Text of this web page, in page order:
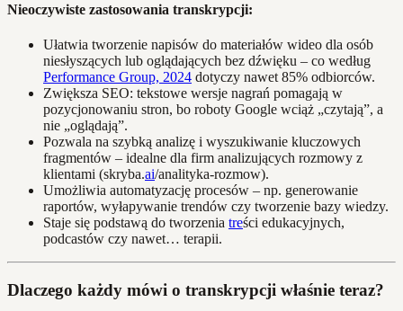
Nieoczywiste zastosowania transkrypcji:
Ułatwia tworzenie napisów do materiałów wideo dla osób
niesłyszących lub oglądających bez dźwięku – co według
Performance Group, 2024 dotyczy nawet 85% odbiorców.
Zwiększa SEO: tekstowe wersje nagrań pomagają w
pozycjonowaniu stron, bo roboty Google wciąż „czytają”, a
nie „oglądają”.
Pozwala na szybką analizę i wyszukiwanie kluczowych
fragmentów – idealne dla firm analizujących rozmowy z
klientami (skryba.ai/analityka-rozmow).
Umożliwia automatyzację procesów – np. generowanie
raportów, wyłapywanie trendów czy tworzenie bazy wiedzy.
Staje się podstawą do tworzenia treści edukacyjnych,
podcastów czy nawet… terapii.
Dlaczego każdy mówi o transkrypcji właśnie teraz?